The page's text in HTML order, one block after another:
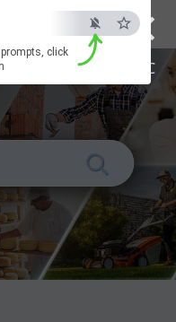
×
ESC
click